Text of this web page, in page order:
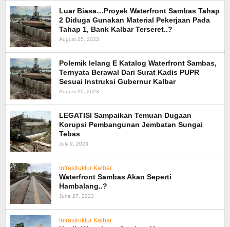
Luar Biasa…Proyek Waterfront Sambas Tahap
2 Diduga Gunakan Material Pekerjaan Pada
Tahap 1, Bank Kalbar Terseret..?
August 25, 2023
Polemik lelang E Katalog Waterfront Sambas,
Ternyata Berawal Dari Surat Kadis PUPR
Sesuai Instruksi Gubernur Kalbar
August 20, 2023
LEGATISI Sampaikan Temuan Dugaan
Korupsi Pembangunan Jembatan Sungai
Tebas
July 9, 2023
Infrastruktur Kalbar
Waterfront Sambas Akan Seperti
Hambalang..?
June 27, 2023
Infrastruktur Kalbar